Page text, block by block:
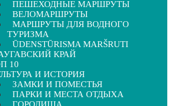
ПЕШЕХОДНЫЕ МАРШРУТЫ
ВЕЛОМАРШРУТЫ
МАРШРУТЫ ДЛЯ ВОДНОГО
ТУРИЗМА
ŪDENSTŪRISMA MARŠRUTI
КРАЙ
10
И ИСТОРИЯ
ЗАМКИ И ПОМЕСТЬЯ
ПАРКИ И МЕСТА ОТДЫХА